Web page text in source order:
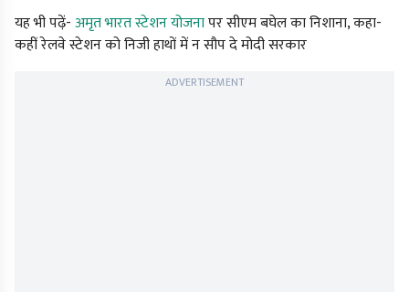
यह भी पढ़ें-अमृत भारत स्टेशन योजनापर सीएम बघेल का निशाना, कहा-
कहीं रेलवे स्टेशन को निजी हाथों में न सौप दे मोदी सरकार
ADVERTISEMENT